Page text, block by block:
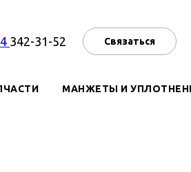
342-31-52 Связаться
МАНЖЕТЫ И